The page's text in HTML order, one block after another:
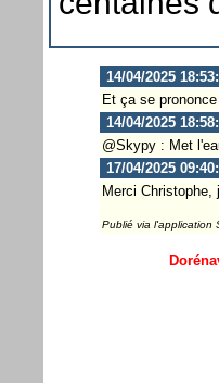
14/04/2025
Et ça se
14/04/2025
@Skypy : Met
17/04/2025
Merci Christophe,
Publié via l'application